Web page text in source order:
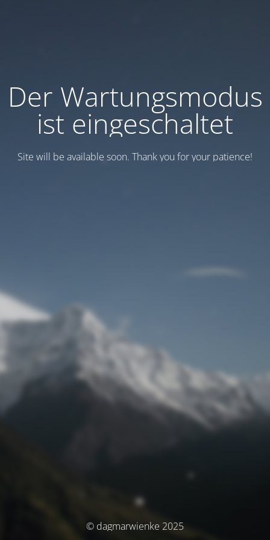
Der Wartungsmodus
ist eingeschaltet
Site will be available soon. Thank you for your patience!
© dagmarwienke 2025